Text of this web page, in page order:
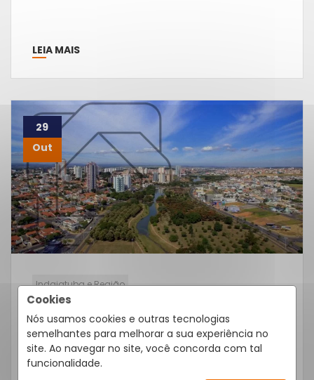
Cookies
Nós usamos cookies e outras tecnologias
semelhantes para melhorar a sua experiência no
site. Ao navegar no site, você concorda com tal
funcionalidade.
LEIA MAIS
29
Out
Indaiatuba e Região
Lista de condomínios em
Indaiatuba
Recentemente, o Interior Paulista tem
atraído cada vez mais a atenção do público